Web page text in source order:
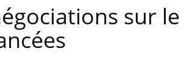
sur